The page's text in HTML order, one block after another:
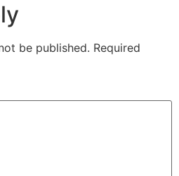
be published. Required